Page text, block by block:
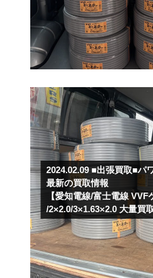
2024.02.09■出張買取■パ
最新の買取情報
【愛知電線/富士電線 VVF
/2×2.0/3×1.63×2.0 大量買取